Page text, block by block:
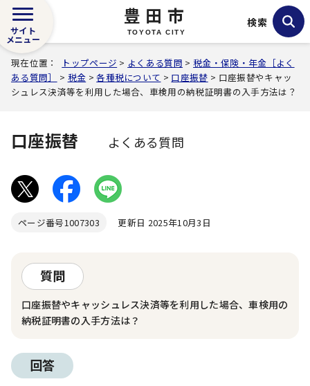
豊田市
TOYOTA CITY
サイト
メニュー
検索
現在位置： トップページ > よくある質問 >税金・保険・年金［よく
ある質問］
> 税金 >各種税について > 口座振替 > 口座振替やキャッ
シュレス決済等を利用した場合、車検用の納税証明書の入手方法は？
口座振替 よくある質問
ページ番号1007303 更新日 2025年10月3日
質問
口座振替やキャッシュレス決済等を利用した場合、車検用の
納税証明書の入手方法は？
回答